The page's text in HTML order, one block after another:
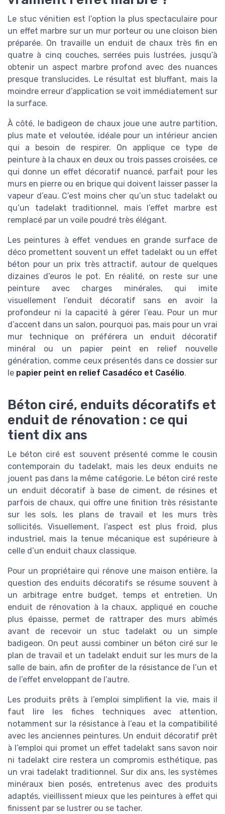
Le stuc vénitien est l’option la plus spectaculaire pour
un effet marbre sur un mur porteur ou une cloison bien
préparée. On travaille un enduit de chaux très fin en
quatre à cinq couches, serrées puis lustrées, jusqu’à
obtenir un aspect marbre profond avec des nuances
presque translucides. Le résultat est bluffant, mais la
moindre erreur d’application se voit immédiatement sur
la surface.
À côté, le badigeon de chaux joue une autre partition,
plus mate et veloutée, idéale pour un intérieur ancien
qui a besoin de respirer. On applique ce type de
peinture à la chaux en deux ou trois passes croisées, ce
qui donne un effet décoratif nuancé, parfait pour les
murs en pierre ou en brique qui doivent laisser passer la
vapeur d’eau. C’est moins cher qu’un stuc tadelakt ou
qu’un tadelakt traditionnel, mais l’effet marbre est
remplacé par un voile poudré très élégant.
Les peintures à effet vendues en grande surface de
déco promettent souvent un effet tadelakt ou un effet
béton pour un prix très attractif, autour de quelques
dizaines d’euros le pot. En réalité, on reste sur une
peinture avec charges minérales, qui imite
visuellement l’enduit décoratif sans en avoir la
profondeur ni la capacité à gérer l’eau. Pour un mur
d’accent dans un salon, pourquoi pas, mais pour un vrai
mur technique on préférera un enduit décoratif
minéral ou un papier peint en relief nouvelle
génération, comme ceux présentés dans ce dossier sur
le papier peint en relief Casadéco et Casélio.
Béton ciré, enduits décoratifs et
enduit de rénovation : ce qui
tient dix ans
Le béton ciré est souvent présenté comme le cousin
contemporain du tadelakt, mais les deux enduits ne
jouent pas dans la même catégorie. Le béton ciré reste
un enduit décoratif à base de ciment, de résines et
parfois de chaux, qui offre une finition très résistante
sur les sols, les plans de travail et les murs très
sollicités. Visuellement, l’aspect est plus froid, plus
industriel, mais la tenue mécanique est supérieure à
celle d’un enduit chaux classique.
Pour un propriétaire qui rénove une maison entière, la
question des enduits décoratifs se résume souvent à
un arbitrage entre budget, temps et entretien. Un
enduit de rénovation à la chaux, appliqué en couche
plus épaisse, permet de rattraper des murs abîmés
avant de recevoir un stuc tadelakt ou un simple
badigeon. On peut aussi combiner un béton ciré sur le
plan de travail et un tadelakt enduit sur les murs de la
salle de bain, afin de profiter de la résistance de l’un et
de l’effet enveloppant de l’autre.
Les produits prêts à l’emploi simplifient la vie, mais il
faut lire les fiches techniques avec attention,
notamment sur la résistance à l’eau et la compatibilité
avec les anciennes peintures. Un enduit décoratif prêt
à l’emploi qui promet un effet tadelakt sans savon noir
ni tadelakt cire restera un compromis esthétique, pas
un vrai tadelakt traditionnel. Sur dix ans, les systèmes
minéraux bien posés, entretenus avec des produits
adaptés, vieillissent mieux que les peintures à effet qui
finissent par se lustrer ou se tacher.